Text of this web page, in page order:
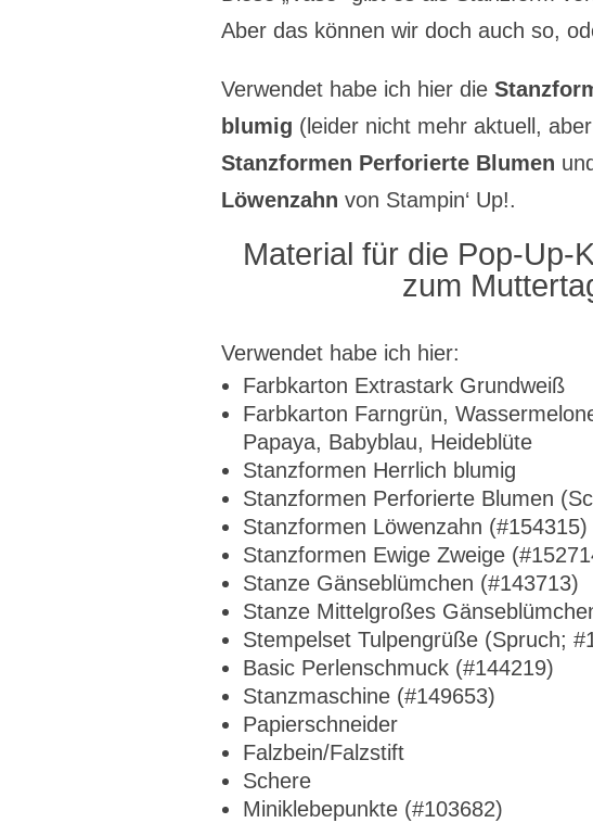
Aber das können wir doch auch so,
Verwendet habe ich hier die
blumig (leider nicht mehr aktuell,
Stanzformen Perforierte Blumen
Löwenzahn von Stampin‘ Up!.
Material für die Pop-Up-
zum
Verwendet habe ich hier:
Farbkarton Extrastark Grundweiß
Farbkarton Farngrün,
Papaya, Babyblau, Heideblüte
Stanzformen Herrlich blumig
Stanzformen Perforierte Blumen
Stanzformen Löwenzahn (#154315)
Stanzformen Ewige Zweige
Stanze Gänseblümchen (#143713)
Stanze Mittelgroßes
Stempelset Tulpengrüße (Spruch;
Basic Perlenschmuck (#144219)
Stanzmaschine (#149653)
Papierschneider
Falzbein/Falzstift
Schere
Miniklebepunkte (#103682)